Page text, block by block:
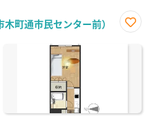
町通市民センター前）
に入